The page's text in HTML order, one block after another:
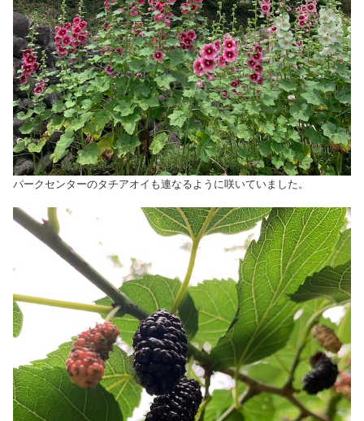
パークセンターのタチアオイも連なるように咲いていました。